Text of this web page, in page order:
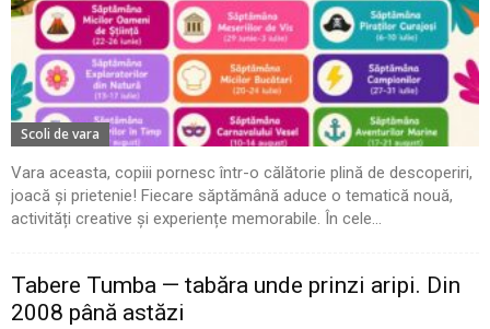
Scoli de vara
Vara aceasta, copiii pornesc într-o călătorie plină de descoperiri,
joacă și prietenie! Fiecare săptămână aduce o tematică nouă,
activități creative și experiențe memorabile. În cele...
Tabere Tumba — tabăra unde prinzi aripi. Din
2008 până astăzi